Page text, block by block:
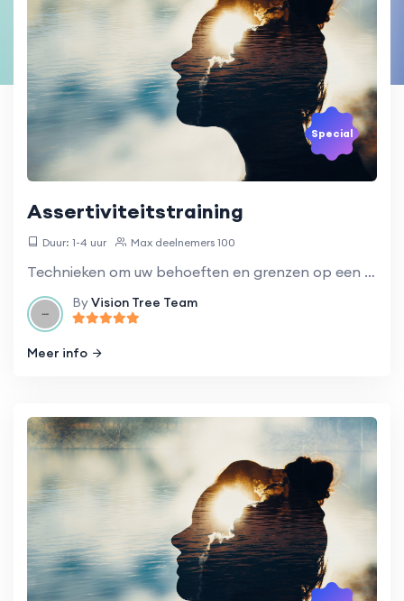
Special
Assertiviteitstraining
Duur: 1-4 uur Max deelnemers 100
Technieken om uw behoeften en grenzen op een gezonde en respectvolle manier te communiceren.
ByVision Tree Team
Meer info